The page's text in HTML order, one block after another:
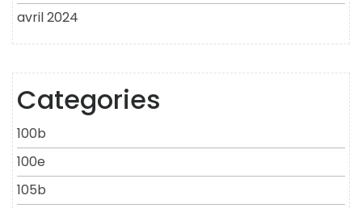
avril 2024
Categories
100b
100e
105b